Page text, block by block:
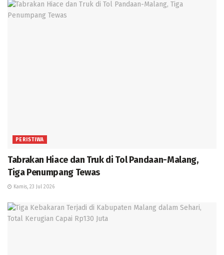
PERISTIWA
Tabrakan Hiace dan Truk di Tol Pandaan-Malang,
Tiga Penumpang Tewas
Kamis, 23 Jul 2026